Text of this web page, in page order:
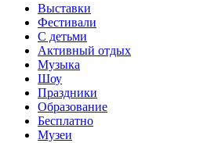
Выставки
Фестивали
С детьми
Активный отдых
Музыка
Шоу
Праздники
Образование
Бесплатно
Музеи